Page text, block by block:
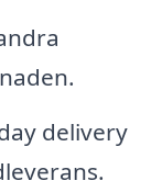
delivery